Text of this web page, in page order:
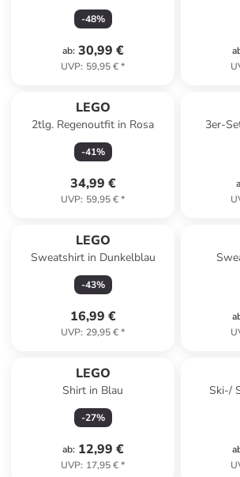
-48%
ab: 30,99 €
UVP: 59,95 €*
LEGO
2tlg. Regenoutfit in Rosa
-41%
34,99 €
UVP: 59,95 €*
3er-
LEGO
Sweatshirt in Dunkelblau
-43%
16,99 €
UVP: 29,95 €*
LEGO
Shirt in Blau
-27%
ab: 12,99 €
UVP: 17,95 €*
Ski-/